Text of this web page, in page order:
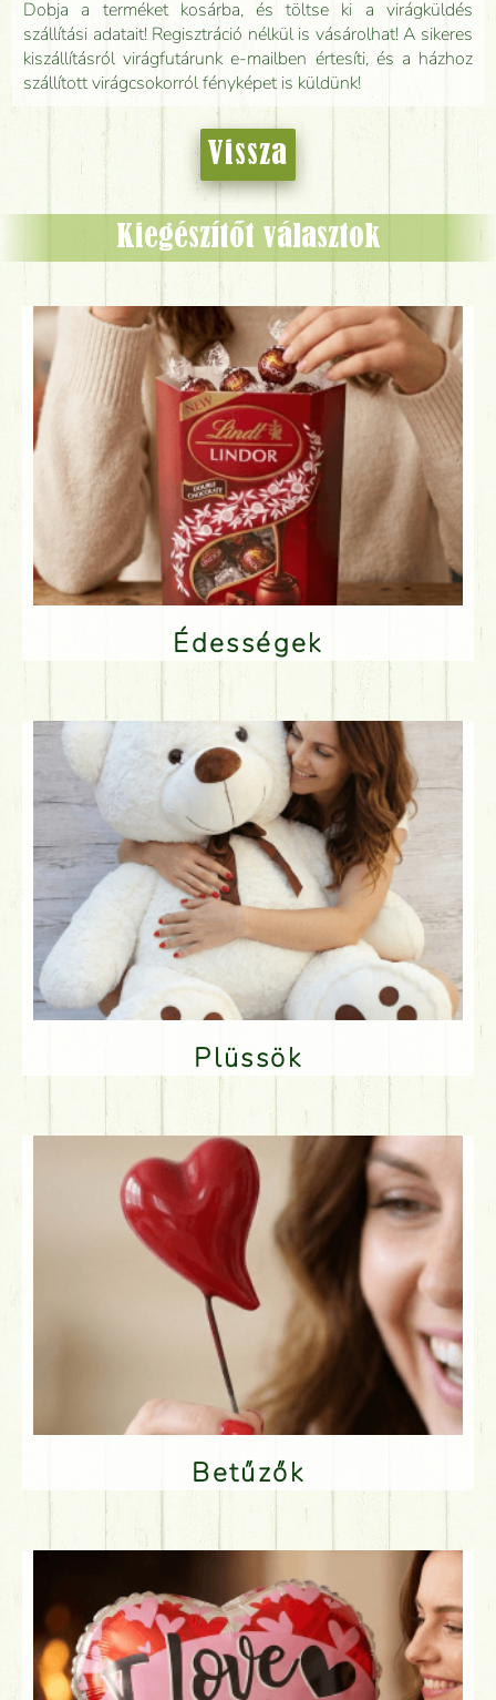
Dobja a terméket kosárba, és töltse ki a virágküldés
szállítási adatait! Regisztráció nélkül is vásárolhat! A sikeres
kiszállításról virágfutárunk e-mailben értesíti, és a házhoz
szállított virágcsokorról fényképet is küldünk!
Vissza
Kiegészítőt választok
Édességek
Plüssök
Betűzők